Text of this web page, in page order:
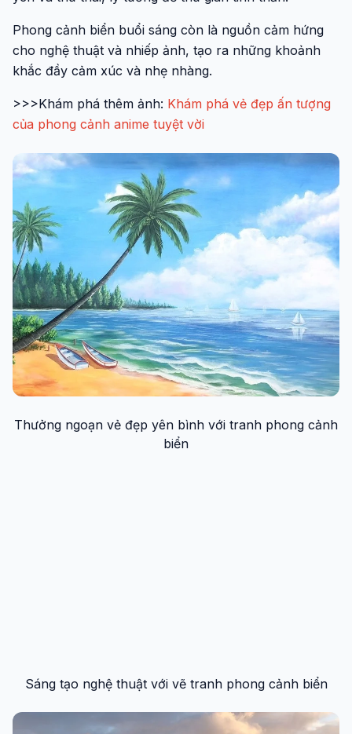
Phong cảnh biển buổi sáng còn là nguồn cảm hứng
cho nghệ thuật và nhiếp ảnh, tạo ra những khoảnh
khắc đầy cảm xúc và nhẹ nhàng.
>>>Khám phá thêm ảnh: Khám phá vẻ đẹp ấn tượng
của phong cảnh anime tuyệt vời
Thưởng ngoạn vẻ đẹp yên bình với tranh phong cảnh
biển
Sáng tạo nghệ thuật với vẽ tranh phong cảnh biển